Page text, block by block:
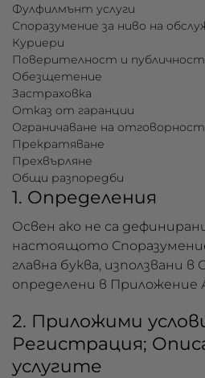
Фулфилмънт услуги
Споразумение за ниво на
Куриери
Поверителност и публичност
Обезщетение
Застраховка
Отказ от гаранции
Ограничаване на
Прекратяване
Прехвърляне
Общи разпоредби
1. Определения
Освен ако не са
настоящото
главна буква, използвани
определени в Приложение
2. Приложими
Регистрация;
услугите